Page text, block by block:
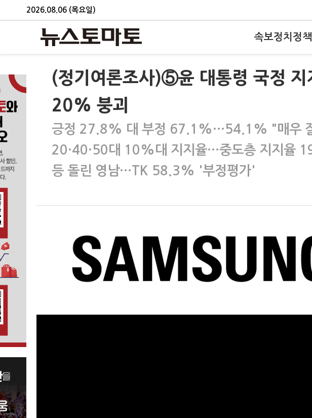
2026.08.06 (목요일)
속보정치 정책
(정기여론조사)⑤윤 대통령 국정
20% 붕괴
긍정 27.8% 대 부정 67.1%…54.1% "매우
20·40·50대 10%대 지지율…중도층 지지율
등 돌린 영남…TK 58.3% '부정평가'